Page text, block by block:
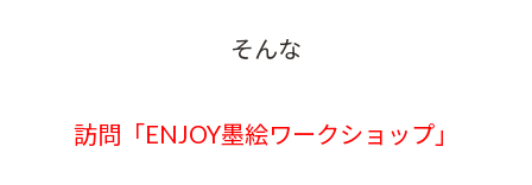
そんな
訪問「ENJOY墨絵ワークショップ」